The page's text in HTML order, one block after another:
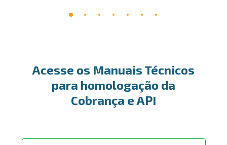
Acesse os Manuais Técnicos
para homologação da
Cobrança e API